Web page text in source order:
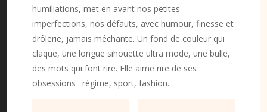
humiliations, met en avant nos petites
imperfections, nos défauts, avec humour, finesse et
drôlerie, jamais méchante. Un fond de couleur qui
claque, une longue sihouette ultra mode, une bulle,
des mots qui font rire. Elle aime rire de ses
obsessions : régime, sport, fashion.